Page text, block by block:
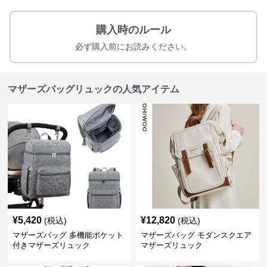
購入時のルール
必ず購入前にお読みください。
マザーズバッグリュックの人気アイテム
¥5,420 (税込)
マザーズバッグ 多機能ポケット
付きマザーズリュック
¥12,820 (税込)
マザーズバッグ モダンスクエア
マザーズリュック